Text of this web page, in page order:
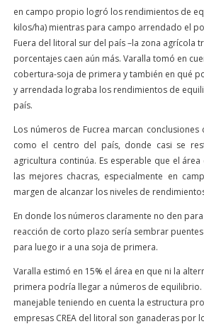
en campo propio logró los rendimientos de
kilos/ha) mientras para campo arrendado el
Fuera del litoral sur del país –la zona agrícola
porcentajes caen aún más. Varalla tomó en
cobertura-soja de primera y también en qué
y arrendada lograba los rendimientos de
país.
Los números de Fucrea marcan conclusiones
como el centro del país, donde casi se
agricultura continúa. Es esperable que el
las mejores chacras, especialmente en
margen de alcanzar los niveles de
En donde los números claramente no den
reacción de corto plazo sería sembrar
para luego ir a una soja de primera.
Varalla estimó en 15% el área en que ni la
primera podría llegar a números de equilibrio.
manejable teniendo en cuenta la estructura
empresas CREA del litoral son ganaderas por